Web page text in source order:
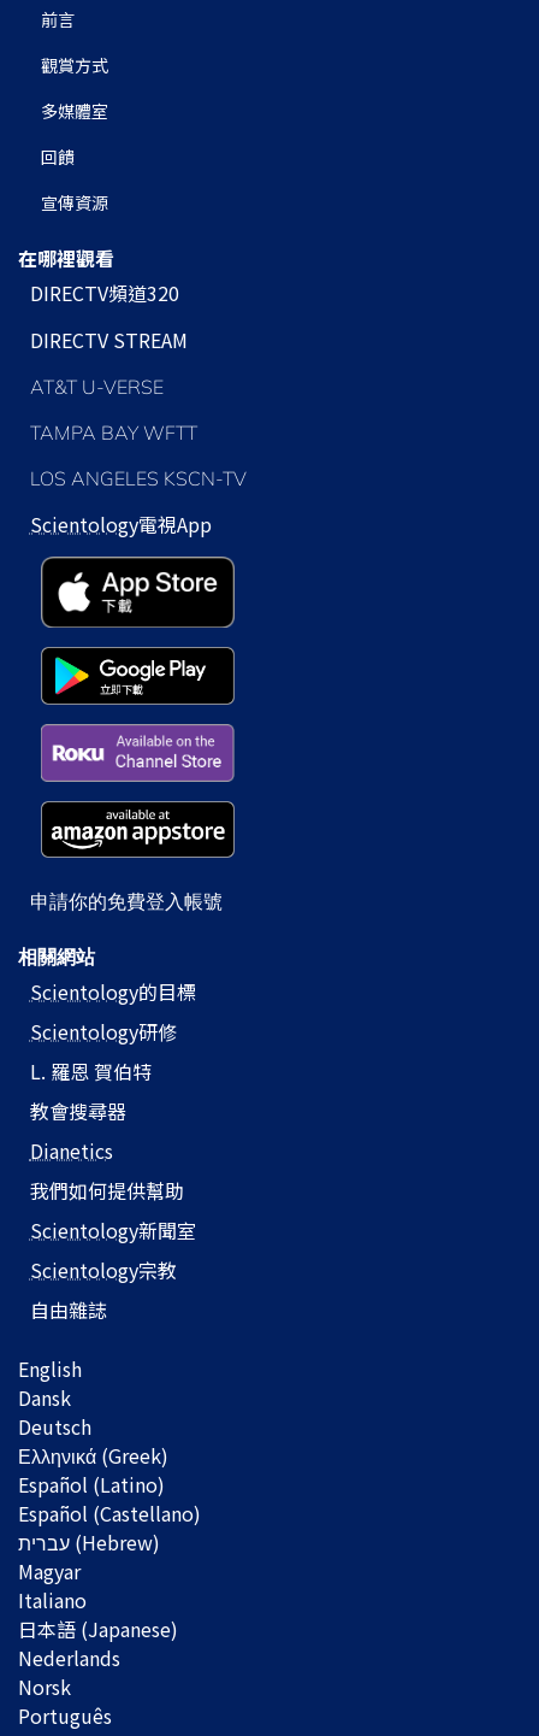
前言
觀賞方式
多媒體室
回饋
宣傳資源
在哪裡觀看
DIRECTV頻道320
DIRECTV STREAM
AT&T U-VERSE
TAMPA BAY WFTT
LOS ANGELES KSCN-TV
Scientology電視App
申請你的免費登入帳號
相關網站
Scientology的目標
Scientology研修
L. 羅恩 賀伯特
教會搜尋器
Dianetics
我們如何提供幫助
Scientology新聞室
Scientology宗教
自由雜誌
English
Dansk
Deutsch
Ελληνικά (Greek)
Español (Latino)
Español (Castellano)
Magyar
Italiano
日本語 (Japanese)
Nederlands
Norsk
Português